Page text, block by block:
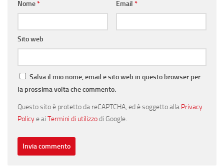
Nome* Email *
Sito web
Salva il mio nome, email e sito web in questo browser per
la prossima volta che commento.
Questo sito è protetto da reCAPTCHA, ed è soggetto alla Privacy
Policye ai Termini di utilizzodi Google.